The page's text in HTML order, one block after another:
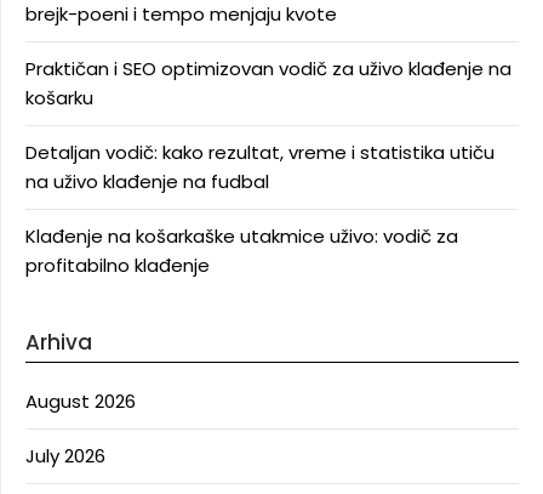
brejk-poeni i tempo menjaju kvote
Praktičan i SEO optimizovan vodič za uživo klađenje na
košarku
Detaljan vodič: kako rezultat, vreme i statistika utiču
na uživo klađenje na fudbal
Klađenje na košarkaške utakmice uživo: vodič za
profitabilno klađenje
Arhiva
August 2026
July 2026